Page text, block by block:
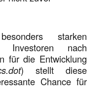
starken
Investoren nach
für die Entwicklung
) stellt diese
Chance für